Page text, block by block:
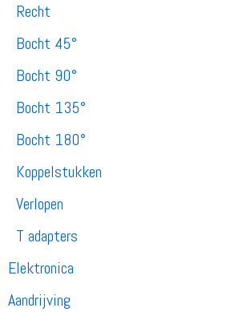
Recht
Bocht 45°
Bocht 90°
Bocht 135°
Bocht 180°
Koppelstukken
Verlopen
T adapters
Elektronica
Aandrijving